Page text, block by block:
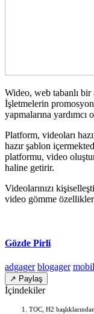
Wideo, web tabanlı
İşletmelerin
yapmalarına yardımcı
Platform, videoları
hazır şablon
platformu, video
haline getirir.
Videolarınızı
video gömme
Gözde Pirli
adgager blogager
↗ Paylaş
İçindekiler
TOC, H2